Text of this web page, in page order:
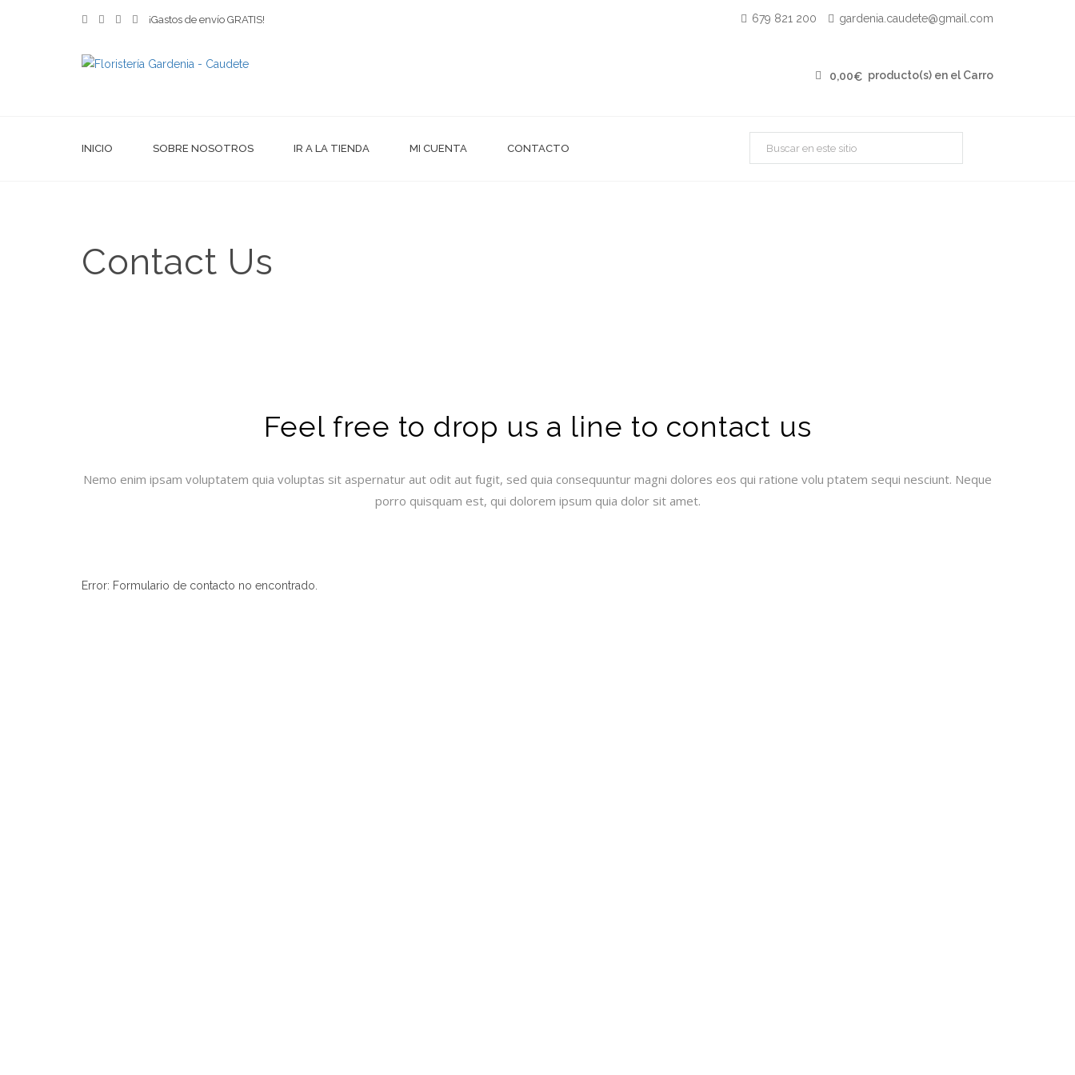
¡Gastos de envío GRATIS! 679 821 200 gardenia.caudete@gmail.com
0,00€ producto(s) en el Carro
INICIO SOBRE NOSOTROS IR A LA TIENDA MI CUENTA CONTACTO
Contact Us
Feel free to drop us a line to contact us
Nemo enim ipsam voluptatem quia voluptas sit aspernatur aut odit aut fugit, sed quia consequuntur magni dolores eos qui ratione volu ptatem sequi nesciunt. Neque
porro quisquam est, qui dolorem ipsum quia dolor sit amet.
Error: Formulario de contacto no encontrado.